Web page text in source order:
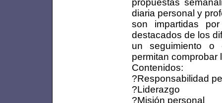
diaria personal y
son impartidas
destacados de los
un seguimiento o
permitan comprobar
Contenidos:
?Responsabilidad
?Liderazgo
?Misión personal